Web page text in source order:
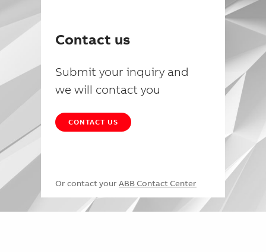
Contact us
Submit your inquiry and
we will contact you
CONTACT US
Or contact your ABB Contact Center